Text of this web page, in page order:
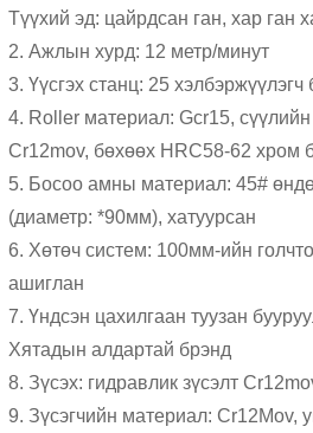
Түүхий эд: цайрдсан ган, хар ган
2. Ажлын хурд: 12 метр/минут
3. Үүсгэх станц: 25 хэлбэржүүлэгч
4. Roller материал: Gcr15,
Cr12mov, бөхөөх HRC58-62 хром
5. Босоо амны материал: 45#
(диаметр: *90мм), хатуурсан
6. Хөтөч систем: 100мм-ийн
ашиглан
7. Үндсэн цахилгаан туузан
Хятадын алдартай брэнд
8. Зүсэх: гидравлик зүсэлт
9. Зүсэгчийн материал: Cr12Mov,